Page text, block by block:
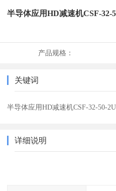
半导体应用HD减速机CSF-32-
产品规格：
关键词
半导体应用HD减速机CSF-32-50-
详细说明